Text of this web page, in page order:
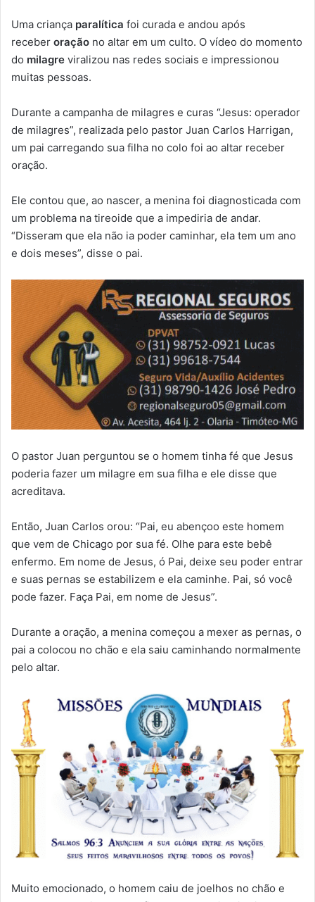
Uma criança paralítica foi curada e andou após
receber oração no altar em um culto. O vídeo do momento
do milagre viralizou nas redes sociais e impressionou
muitas pessoas.
Durante a campanha de milagres e curas “Jesus: operador
de milagres”, realizada pelo pastor Juan Carlos Harrigan,
um pai carregando sua filha no colo foi ao altar receber
oração.
Ele contou que, ao nascer, a menina foi diagnosticada com
um problema na tireoide que a impediria de andar.
“Disseram que ela não ia poder caminhar, ela tem um ano
e dois meses”, disse o pai.
O pastor Juan perguntou se o homem tinha fé que Jesus
poderia fazer um milagre em sua filha e ele disse que
acreditava.
Então, Juan Carlos orou: “Pai, eu abençoo este homem
que vem de Chicago por sua fé. Olhe para este bebê
enfermo. Em nome de Jesus, ó Pai, deixe seu poder entrar
e suas pernas se estabilizem e ela caminhe. Pai, só você
pode fazer. Faça Pai, em nome de Jesus”.
Durante a oração, a menina começou a mexer as pernas, o
pai a colocou no chão e ela saiu caminhando normalmente
pelo altar.
Muito emocionado, o homem caiu de joelhos no chão e